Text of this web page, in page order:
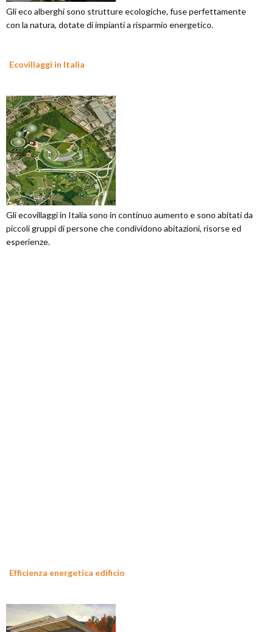
Gli eco alberghi sono strutture ecologiche, fuse perfettamente
con la natura, dotate di impianti a risparmio energetico.
Ecovillaggi in Italia
Gli ecovillaggi in Italia sono in continuo aumento e sono abitati da
piccoli gruppi di persone che condividono abitazioni, risorse ed
esperienze.
Efficienza energetica edificio